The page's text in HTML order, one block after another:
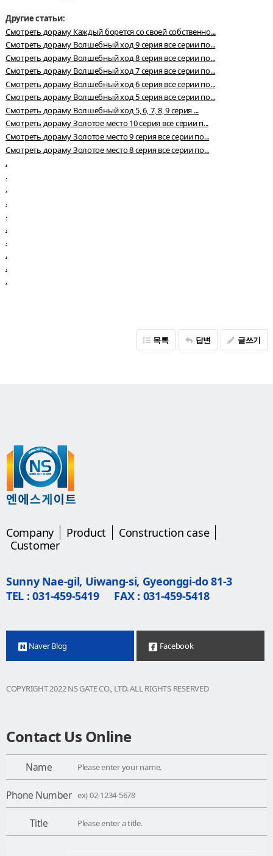
Другие статьи:
Смотреть дораму Каждый борется со своей собственно...
Смотреть дораму Волшебный ход 9 серия все серии по...
Смотреть дораму Волшебный ход 8 серия все серии по...
Смотреть дораму Волшебный ход 7 серия все серии по...
Смотреть дораму Волшебный ход 6 серия все серии по...
Смотреть дораму Волшебный ход 5 серия все серии по...
Смотреть дораму Волшебный ход 5, 6, 7, 8, 9 серия ...
Смотреть дораму Золотое место 10 серия все серии п...
Смотреть дораму Золотое место 9 серия все серии по...
Смотреть дораму Золотое место 8 серия все серии по...
.
.
.
.
.
.
.
.
.
.
목록 답변 글쓰기
Company Product
Construction case
Customer
Sunny Nae-gil, Uiwang-si, Gyeonggi-do 81-3
TEL : 031-459-5419
FAX : 031-459-5418
Naver Blog Facebook
COPYRIGHT 2022 NS GATE CO., LTD. ALL RIGHTS RESERVED
Contact Us Online
Name
Phone Number
Title